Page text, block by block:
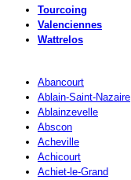
Tourcoing
Valenciennes
Wattrelos
Abancourt
Ablain-Saint-Nazaire
Ablainzevelle
Abscon
Acheville
Achicourt
Achiet-le-Grand